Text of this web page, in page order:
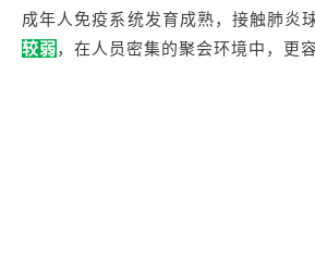
成年人免疫系统发育成熟，接触肺炎
较弱，在人员密集的聚会环境中，更